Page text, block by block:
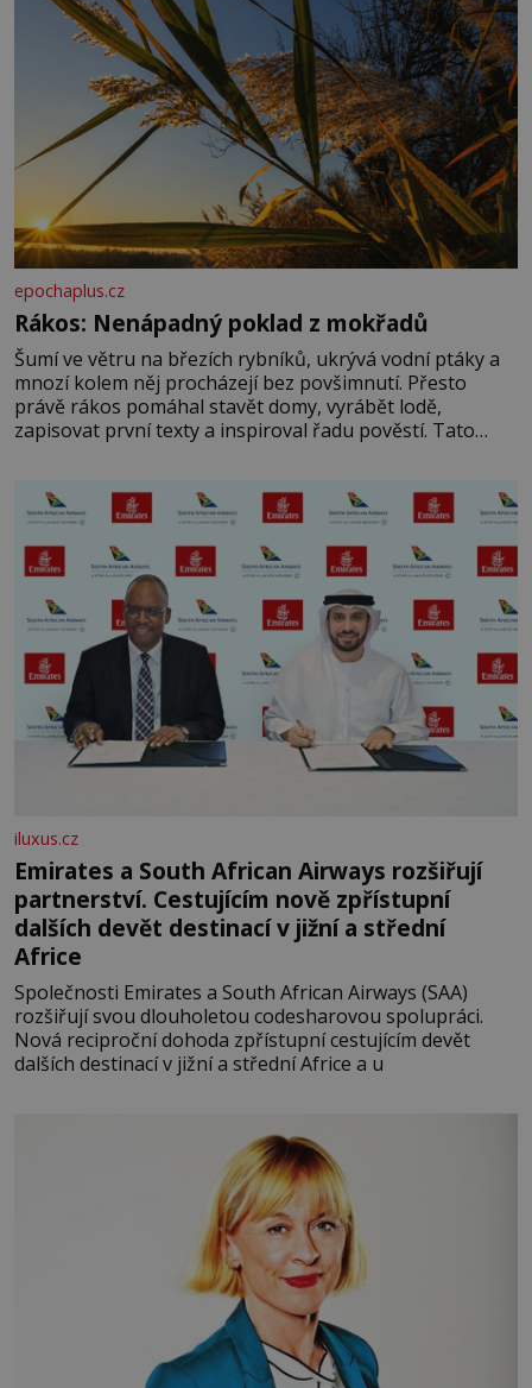
epochaplus.cz
Rákos: Nenápadný poklad z mokřadů
Šumí ve větru na březích rybníků, ukrývá vodní ptáky a
mnozí kolem něj procházejí bez povšimnutí. Přesto
právě rákos pomáhal stavět domy, vyrábět lodě,
zapisovat první texty a inspiroval řadu pověstí. Tato
letního koupání. Stačí se však podívat
iluxus.cz
Emirates a South African Airways rozšiřují
partnerství. Cestujícím nově zpřístupní
dalších devět destinací v jižní a střední
Africe
Společnosti Emirates a South African Airways (SAA)
rozšiřují svou dlouholetou codesharovou spolupráci.
Nová reciproční dohoda zpřístupní cestujícím devět
dalších destinací v jižní a střední Africe a u